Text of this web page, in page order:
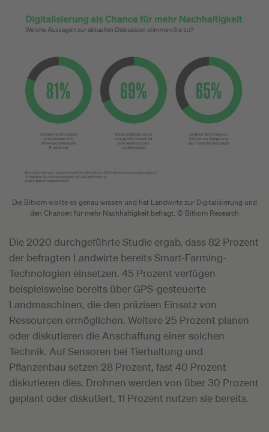
Die Bitkom wollte es genau wissen und hat Landwirte zur Digitalisierung und
den Chancen für mehr Nachhaltigkeit befragt. © Bitkom Research
Die 2020 durchgeführte Studie ergab, dass 82 Prozent
der befragten Landwirte bereits Smart-Farming-
Technologien einsetzen. 45 Prozent verfügen
beispielsweise bereits über GPS-gesteuerte
Landmaschinen, die den präzisen Einsatz von
Ressourcen ermöglichen. Weitere 25 Prozent planen
oder diskutieren die Anschaffung einer solchen
Technik. Auf Sensoren bei Tierhaltung und
Pflanzenbau setzen 28 Prozent, fast 40 Prozent
diskutieren dies. Drohnen werden von über 30 Prozent
geplant oder diskutiert, 11 Prozent nutzen sie bereits.